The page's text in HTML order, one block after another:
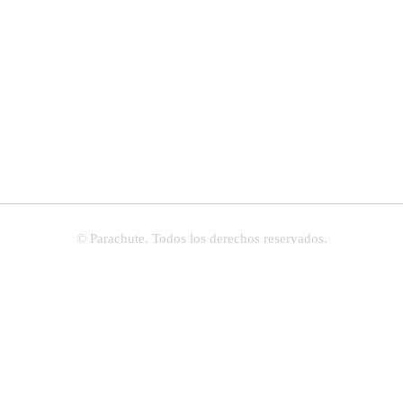
© Parachute. Todos los derechos reservados.